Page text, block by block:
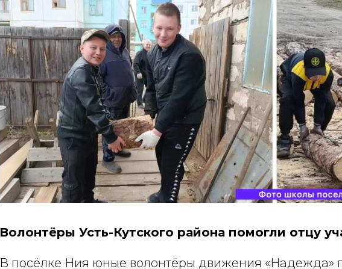
Волонтёры Усть-Кутского района помогли отцу
В посёлке Ния юные волонтёры движения